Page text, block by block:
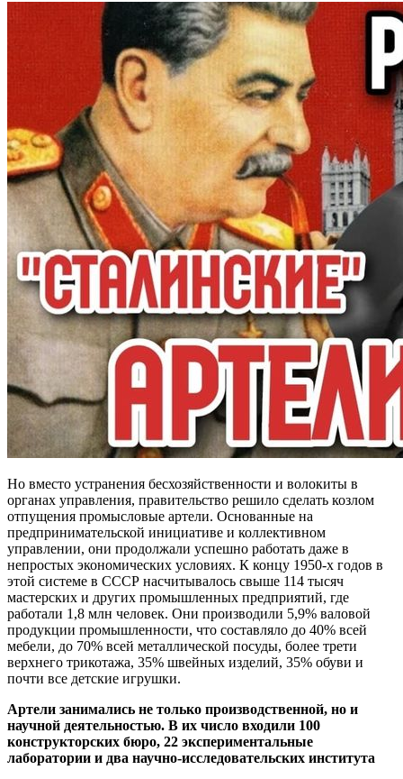
Но вместо устранения бесхозяйственности и волокиты в
органах управления, правительство решило сделать козлом
отпущения промысловые артели. Основанные на
предпринимательской инициативе и коллективном
управлении, они продолжали успешно работать даже в
непростых экономических условиях. К концу 1950-х годов в
этой системе в СССР насчитывалось свыше 114 тысяч
мастерских и других промышленных предприятий, где
работали 1,8 млн человек. Они производили 5,9% валовой
продукции промышленности, что составляло до 40% всей
мебели, до 70% всей металлической посуды, более трети
верхнего трикотажа, 35% швейных изделий, 35% обуви и
почти все детские игрушки.
Артели занимались не только производственной, но и
научной деятельностью. В их число входили 100
конструкторских бюро, 22 экспериментальные
лаборатории и два научно-исследовательских института